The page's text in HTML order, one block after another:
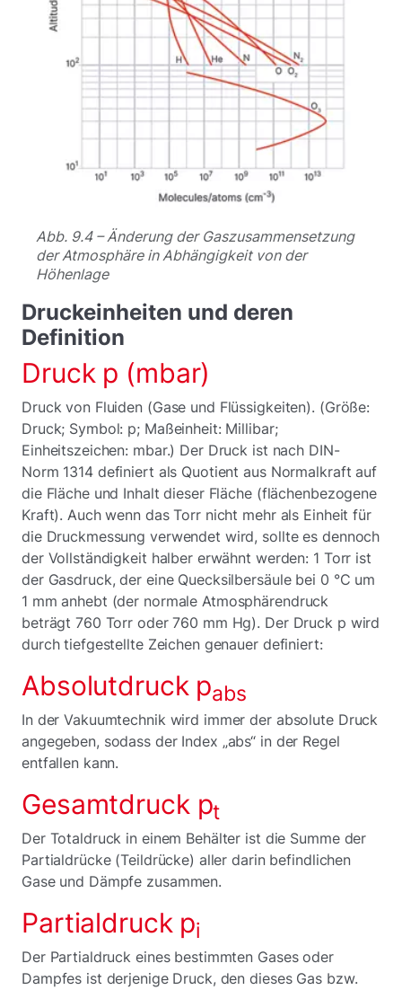
Abb. 9.4 – Änderung der Gaszusammensetzung
der Atmosphäre in Abhängigkeit von der
Höhenlage
Druckeinheiten und deren
Definition
Druck p (mbar)
Druck von Fluiden (Gase und Flüssigkeiten). (Größe:
Druck; Symbol: p; Maßeinheit: Millibar;
Einheitszeichen: mbar.) Der Druck ist nach DIN-
Norm 1314 definiert als Quotient aus Normalkraft auf
die Fläche und Inhalt dieser Fläche (flächenbezogene
Kraft). Auch wenn das Torr nicht mehr als Einheit für
die Druckmessung verwendet wird, sollte es dennoch
der Vollständigkeit halber erwähnt werden: 1 Torr ist
der Gasdruck, der eine Quecksilbersäule bei 0 °C um
1 mm anhebt (der normale Atmosphärendruck
beträgt 760 Torr oder 760 mm Hg). Der Druck p wird
durch tiefgestellte Zeichen genauer definiert:
Absolutdruck pabs
In der Vakuumtechnik wird immer der absolute Druck
angegeben, sodass der Index „abs“ in der Regel
entfallen kann.
Gesamtdruck pt
Der Totaldruck in einem Behälter ist die Summe der
Partialdrücke (Teildrücke) aller darin befindlichen
Gase und Dämpfe zusammen.
Partialdruck pi
Der Partialdruck eines bestimmten Gases oder
Dampfes ist derjenige Druck, den dieses Gas bzw.